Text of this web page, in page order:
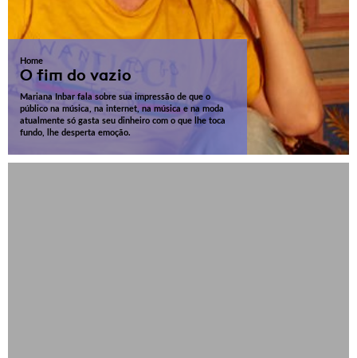
Home
O fim do vazio
Mariana Inbar fala sobre sua impressão de que o
público na música, na internet, na música e na moda
atualmente só gasta seu dinheiro com o que lhe toca
fundo, lhe desperta emoção.